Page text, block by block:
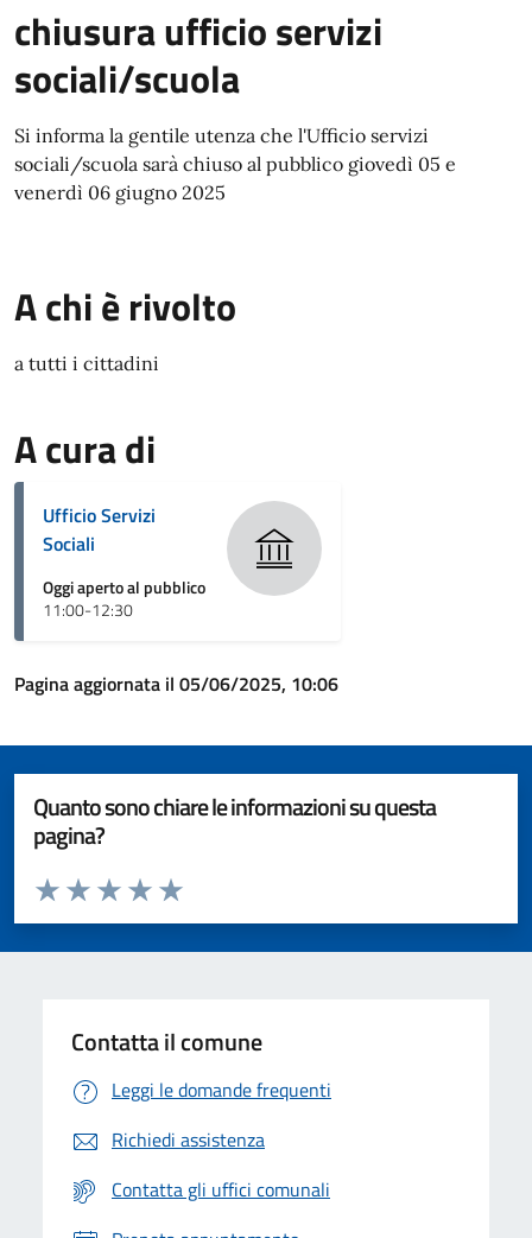
chiusura ufficio servizi
sociali/scuola
Si informa la gentile utenza che l'Ufficio servizi
sociali/scuola sarà chiuso al pubblico giovedì 05 e
venerdì 06 giugno 2025
A chi è rivolto
a tutti i cittadini
A cura di
Ufficio Servizi
Sociali
Oggi aperto al pubblico
11:00-12:30
Pagina aggiornata il 05/06/2025, 10:06
Quanto sono chiare le informazioni su questa
pagina?
Valuta da 1 a 5 stelle la pagina
Valuta 5 stelle su 5
Valuta 4 stelle su 5
Valuta 3 stelle su 5
Valuta 2 stelle su 5
Valuta 1 stelle su 5
Contatta il comune
Leggi le domande frequenti
Richiedi assistenza
Contatta gli uffici comunali